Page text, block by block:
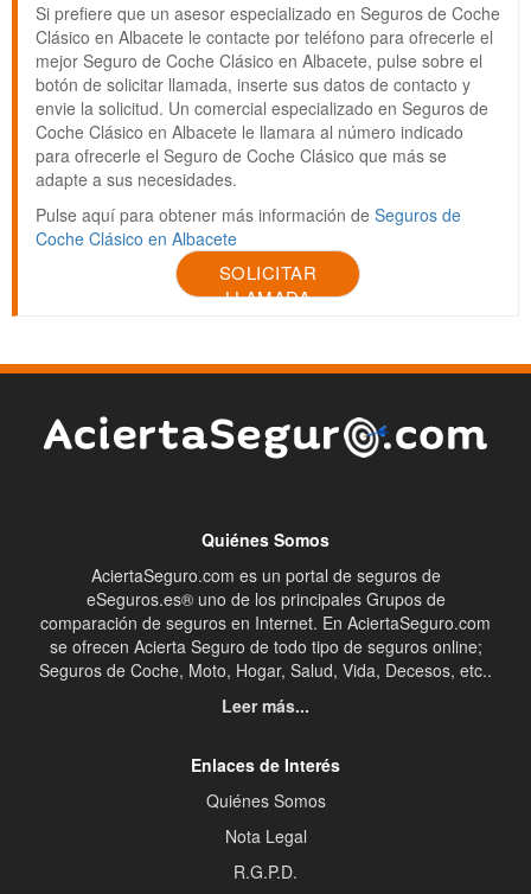
Si prefiere que un asesor especializado en Seguros de Coche
Clásico en Albacete le contacte por teléfono para ofrecerle el
mejor Seguro de Coche Clásico en Albacete, pulse sobre el
botón de solicitar llamada, inserte sus datos de contacto y
envie la solicitud. Un comercial especializado en Seguros de
Coche Clásico en Albacete le llamara al número indicado
para ofrecerle el Seguro de Coche Clásico que más se
adapte a sus necesidades.
Pulse aquí para obtener más información de Seguros de
Coche Clásico en Albacete
SOLICITAR
LLAMADA
Quiénes Somos
AciertaSeguro.com es un portal de seguros de
eSeguros.es® uno de los principales Grupos de
comparación de seguros en Internet. En AciertaSeguro.com
se ofrecen Acierta Seguro de todo tipo de seguros online;
Seguros de Coche, Moto, Hogar, Salud, Vida, Decesos, etc..
Leer más...
Enlaces de Interés
Quiénes Somos
Nota Legal
R.G.P.D.